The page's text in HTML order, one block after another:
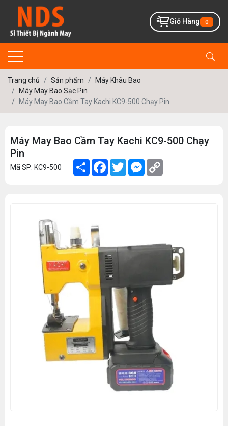
Giỏ Hàng 0
Trang chủ Sản phẩm
Máy Khâu Bao
Máy May Bao Sạc Pin
Máy May Bao Cầm Tay Kachi KC9-500 Chạy Pin
Máy May Bao Cầm Tay Kachi KC9-500 Chạy
Pin
Mã SP: KC9-500 Share Facebook
TwitterMessenger